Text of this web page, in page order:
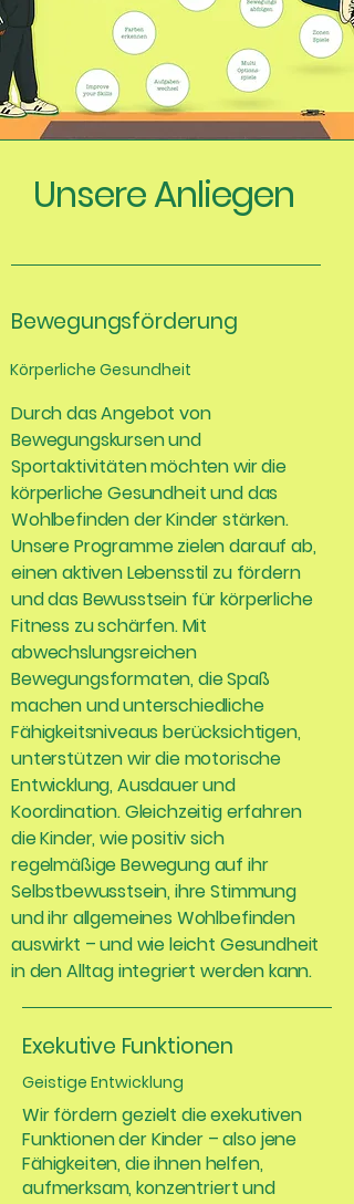
Unsere Anliegen
Bewegungsförderung
Körperliche Gesundheit
Durch das Angebot von
Bewegungskursen und
Sportaktivitäten möchten wir die
körperliche Gesundheit und das
Wohlbefinden der Kinder stärken.
Unsere Programme zielen darauf ab,
einen aktiven Lebensstil zu fördern
und das Bewusstsein für körperliche
Fitness zu schärfen. Mit
abwechslungsreichen
Bewegungsformaten, die Spaß
machen und unterschiedliche
Fähigkeitsniveaus berücksichtigen,
unterstützen wir die motorische
Entwicklung, Ausdauer und
Koordination. Gleichzeitig erfahren
die Kinder, wie positiv sich
regelmäßige Bewegung auf ihr
Selbstbewusstsein, ihre Stimmung
und ihr allgemeines Wohlbefinden
auswirkt – und wie leicht Gesundheit
in den Alltag integriert werden kann.
Exekutive Funktionen
Geistige Entwicklung
Wir fördern gezielt die exekutiven
Funktionen der Kinder – also jene
Fähigkeiten, die ihnen helfen,
aufmerksam, konzentriert und